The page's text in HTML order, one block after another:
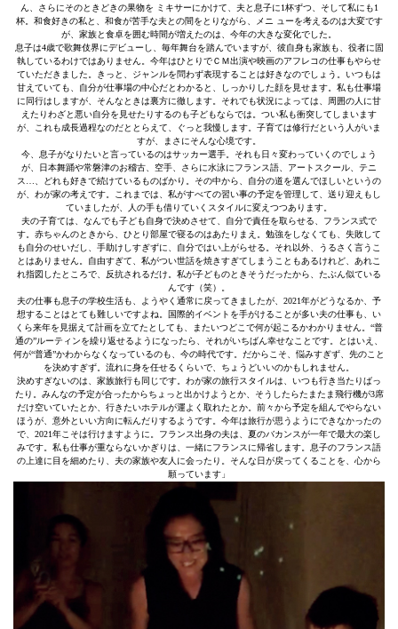
ん、さらにそのときどきの果物を ミキサーにかけて、夫と息子に1杯ずつ、そして私にも1
杯。和食好きの私と、和食が苦手な夫との間をとりながら、メニ ューを考えるのは大変です
が、家族と食卓を囲む時間が増えたのは、今年の大きな変化でした。
息子は4歳で歌舞伎界にデビューし、毎年舞台を踏んでいますが、彼自身も家族も、役者に固
執しているわけではありません。今年はひとりでＣＭ出演や映画のアフレコの仕事もやらせ
ていただきました。きっと、ジャンルを問わず表現することは好きなのでしょう。いつもは
甘えていても、自分が仕事場の中心だとわかると、しっかりした顔を見せます。私も仕事場
に同行はしますが、そんなときは裏方に徹します。それでも状況によっては、周囲の人に甘
えたりわざと悪い自分を見せたりするのも子どもならでは。つい私も衝突してしまいます
が、これも成長過程なのだととらえて、ぐっと我慢します。子育ては修行だという人がいま
すが、まさにそんな心境です。
今、息子がなりたいと言っているのはサッカー選手。それも日々変わっていくのでしょう
が、日本舞踊や常磐津のお稽古、空手、さらに水泳にフランス語、アートスクール、テニ
ス…、どれも好きで続けているものばかり。その中から、自分の道を選んでほしいというの
が、わが家の考えです。これまでは、私がすべての習い事の予定を管理して、送り迎えもし
ていましたが、人の手も借りていくスタイルに変えつつあります。
夫の子育ては、なんでも子ども自身で決めさせて、自分で責任を取らせる、フランス式で
す。赤ちゃんのときから、ひとり部屋で寝るのはあたりまえ。勉強をしなくても、失敗して
も自分のせいだし、手助けしすぎずに、自分ではい上がらせる。それ以外、うるさく言うこ
とはありません。自由すぎて、私がつい世話を焼きすぎてしまうこともあるけれど、あれこ
れ指図したところで、反抗されるだけ。私が子どものときそうだったから、たぶん似ている
んです（笑）。
夫の仕事も息子の学校生活も、ようやく通常に戻ってきましたが、2021年がどうなるか、予
想することはとても難しいですよね。国際的イベントを手がけることが多い夫の仕事も、い
くら来年を見据えて計画を立てたとしても、またいつどこで何が起こるかわかりません。“普
通の”ルーティンを繰り返せるようになったら、それがいちばん幸せなことです。とはいえ、
何が“普通”かわからなくなっているのも、今の時代です。だからこそ、悩みすぎず、先のこと
を決めすぎず。流れに身を任せるくらいで、ちょうどいいのかもしれません。
決めすぎないのは、家族旅行も同じです。わが家の旅行スタイルは、いつも行き当たりばっ
たり。みんなの予定が合ったからちょっと出かけようとか、そうしたらたまたま飛行機が3席
だけ空いていたとか、行きたいホテルが運よく取れたとか。前々から予定を組んでやらない
ほうが、意外といい方向に転んだりするようです。今年は旅行が思うようにできなかったの
で、2021年こそは行けますように。フランス出身の夫は、夏のバカンスが一年で最大の楽し
みです。私も仕事が重ならないかぎりは、一緒にフランスに帰省します。息子のフランス語
の上達に目を細めたり、夫の家族や友人に会ったり。そんな日が戻ってくることを、心から
願っています」